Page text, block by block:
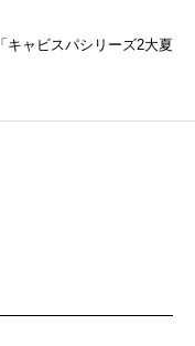
ャビスパシリーズ2大夏